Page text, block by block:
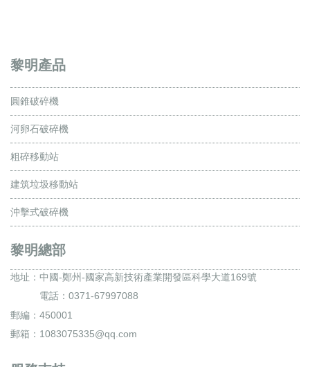
黎明產品
圓錐破碎機
河卵石破碎機
粗碎移動站
建筑垃圾移動站
沖擊式破碎機
黎明總部
地址： 中國-鄭州-國家高新技術產業開發區科學大道169號
電話：0371-67997088
郵編：450001
郵箱：1083075335@qq.com